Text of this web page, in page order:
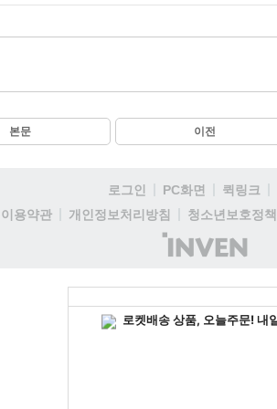
본문 이전
로그인 PC화면 퀵링크
이용약관
개인정보처리방침 청소년보호정책
(주)
인